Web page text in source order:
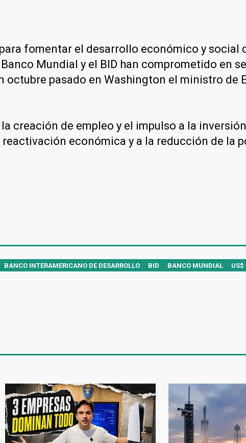
fomentar el desarrollo económico y social
Mundial y el BID han comprometido en
pasado en Washington el ministro de
creación de empleo y el impulso a la
económica y a la reducción de la
BANCO INTERAMERICANO DE DESARROLLO BID BANCO MUNDIAL
US$